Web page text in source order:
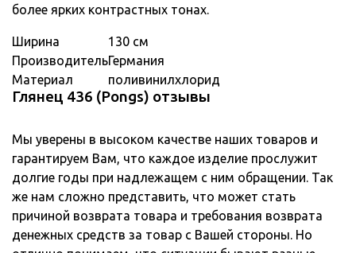
более ярких контрастных тонах.
Ширина
130 см
ПроизводительГермания
Материал
поливинилхлорид
Глянец 436 (Pongs) отзывы
Мы уверены в высоком качестве наших товаров и
гарантируем Вам, что каждое изделие прослужит
долгие годы при надлежащем с ним обращении. Так
же нам сложно представить, что может стать
причиной возврата товара и требования возврата
денежных средств за товар с Вашей стороны. Но